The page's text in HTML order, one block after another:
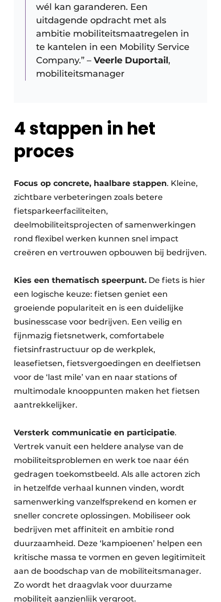
wél kan garanderen. Een
uitdagende opdracht met als
ambitie mobiliteitsmaatregelen in
te kantelen in een Mobility Service
Company.” – Veerle Duportail,
mobiliteitsmanager
4 stappen in het
proces
Focus op concrete, haalbare stappen. Kleine,
zichtbare verbeteringen zoals betere
fietsparkeerfaciliteiten,
deelmobiliteitsprojecten of samenwerkingen
rond flexibel werken kunnen snel impact
creëren en vertrouwen opbouwen bij bedrijven.
Kies een thematisch speerpunt. De fiets is hier
een logische keuze: fietsen geniet een
groeiende populariteit en is een duidelijke
businesscase voor bedrijven. Een veilig en
fijnmazig fietsnetwerk, comfortabele
fietsinfrastructuur op de werkplek,
leasefietsen, fietsvergoedingen en deelfietsen
voor de ‘last mile’ van en naar stations of
multimodale knooppunten maken het fietsen
aantrekkelijker.
Versterk communicatie en participatie.
Vertrek vanuit een heldere analyse van de
mobiliteitsproblemen en werk toe naar één
gedragen toekomstbeeld. Als alle actoren zich
in hetzelfde verhaal kunnen vinden, wordt
samenwerking vanzelfsprekend en komen er
sneller concrete oplossingen. Mobiliseer ook
bedrijven met affiniteit en ambitie rond
duurzaamheid. Deze ‘kampioenen’ helpen een
kritische massa te vormen en geven legitimiteit
aan de boodschap van de mobiliteitsmanager.
Zo wordt het draagvlak voor duurzame
mobiliteit aanzienlijk vergroot.